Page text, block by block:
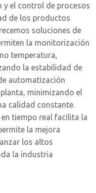
y el control de procesos
de los productos
soluciones de
la monitorización
temperatura,
la estabilidad de
automatización
minimizando el
calidad constante.
tiempo real facilita la
la mejora
los altos
la industria